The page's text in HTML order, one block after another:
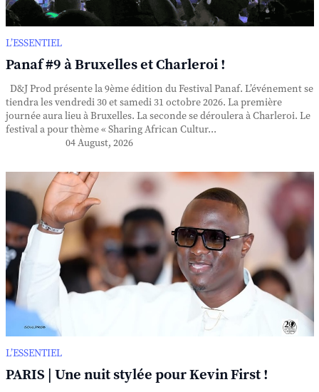
L’ESSENTIEL
Panaf #9 à Bruxelles et Charleroi !
D&J Prod présente la 9ème édition du Festival Panaf. L’événement se
tiendra les vendredi 30 et samedi 31 octobre 2026. La première
journée aura lieu à Bruxelles. La seconde se déroulera à Charleroi. Le
festival a pour thème « Sharing African Cultur...
04 August, 2026
L’ESSENTIEL
PARIS | Une nuit stylée pour Kevin First !